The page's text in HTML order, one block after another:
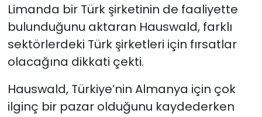
Limanda bir Türk şirketinin de faaliyette
bulunduğunu aktaran Hauswald, farklı
sektörlerdeki Türk şirketleri için fırsatlar
olacağına dikkati çekti.
Hauswald, Türkiye’nin Almanya için çok
ilginç bir pazar olduğunu kaydederken